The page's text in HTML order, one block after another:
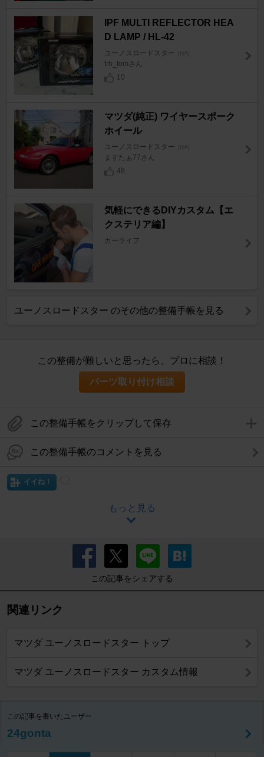
IPF MULTI REFLECTOR HEA
D LAMP / HL-42
ユーノスロードスター [NA]
trh_tomさん
10
マツダ(純正) ワイヤースポーク
ホイール
ユーノスロードスター [NA]
ますたぁ77さん
48
気軽にできるDIYカスタム【エ
クステリア編】
カーライフ
ユーノスロードスター のその他の整備手帳を見る
この整備が難しいと思ったら、プロに相談！
パーツ取り付け相談
この整備手帳をクリップして保存
この整備手帳のコメントを見る
イイね！
もっと見る
この記事をシェアする
関連リンク
マツダ ユーノスロードスター トップ
マツダ ユーノスロードスター カスタム情報
この記事を書いたユーザー
24gonta